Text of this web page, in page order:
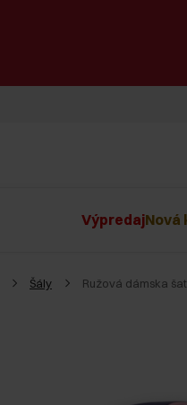
VýpredajNová
Šály Ružová dámska